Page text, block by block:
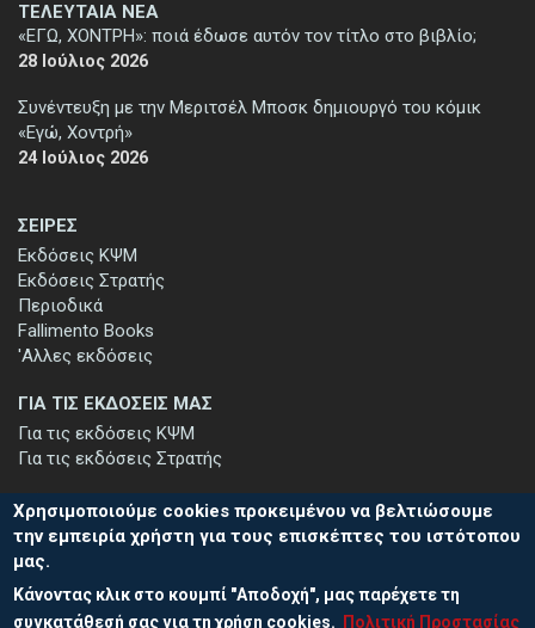
ΣΕΙΡΕΣ
Εκδόσεις ΚΨΜ
Εκδόσεις Στρατής
Περιοδικά
Fallimento Books
'Αλλες εκδόσεις
ΤΕΛΕΥΤΑΙΑ ΝΕΑ
«ΕΓΩ, ΧΟΝΤΡΗ»: ποιά έδωσε αυτόν τον τίτλο στο βιβλίο;
28 Ιούλιος 2026
Συνέντευξη με την Μεριτσέλ Μποσκ δημιουργό του κόμικ
«Εγώ, Χοντρή»
24 Ιούλιος 2026
ΓΙΑ ΤΙΣ ΕΚΔΟΣΕΙΣ ΜΑΣ
Για τις εκδόσεις ΚΨΜ
Για τις εκδόσεις Στρατής
ΕΓΓΡΑΦΗ ΣΤΟ ΕΝΗΜΕΡΩΤΙΚΟ ΔΕΛΤΙΟ
Μείνετε ενημερωμένοι για τις νέες εκδόσεις μας και τις εκδηλώσεις
μας - εγγραφείτε στο ενημερωτικό μας δελτίο.
Χρησιμοποιούμε cookies προκειμένου να βελτιώσουμε
την εμπειρία χρήστη για τους επισκέπτες του ιστότοπου
μας.
Κάνοντας κλικ στο κουμπί "Αποδοχή", μας παρέχετε τη
συγκατάθεσή σας για τη χρήση cookies.
Πολιτική Προστασίας